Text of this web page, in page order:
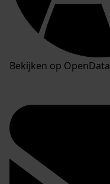
Bekijken op OpenData